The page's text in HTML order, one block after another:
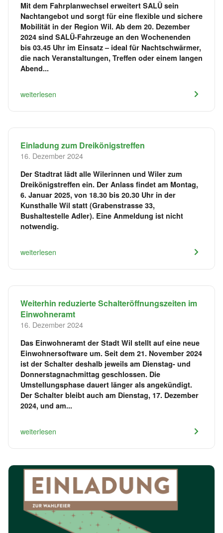
Mit dem Fahrplanwechsel erweitert SALÜ sein
Nachtangebot und sorgt für eine flexible und sichere
Mobilität in der Region Wil. Ab dem 20. Dezember
2024 sind SALÜ-Fahrzeuge an den Wochenenden
bis 03.45 Uhr im Einsatz – ideal für Nachtschwärmer,
die nach Veranstaltungen, Treffen oder einem langen
Abend...
weiterlesen
Einladung zum Dreikönigstreffen
16. Dezember 2024
Der Stadtrat lädt alle Wilerinnen und Wiler zum
Dreikönigstreffen ein. Der Anlass findet am Montag,
6. Januar 2025, von 18.30 bis 20.30 Uhr in der
Kunsthalle Wil statt (Grabenstrasse 33,
Bushaltestelle Adler). Eine Anmeldung ist nicht
notwendig.
weiterlesen
Weiterhin reduzierte Schalteröffnungszeiten im
Einwohneramt
16. Dezember 2024
Das Einwohneramt der Stadt Wil stellt auf eine neue
Einwohnersoftware um. Seit dem 21. November 2024
ist der Schalter deshalb jeweils am Dienstag- und
Donnerstagnachmittag geschlossen. Die
Umstellungsphase dauert länger als angekündigt.
Der Schalter bleibt auch am Dienstag, 17. Dezember
2024, und am...
weiterlesen